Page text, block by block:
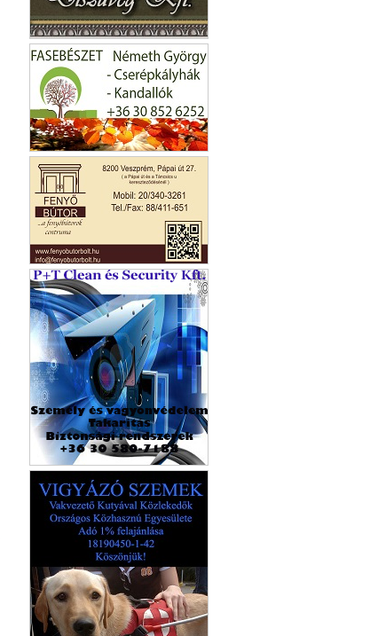
Szécsigáz Kft.
Fatelep Érd
BIO-INFO KFT.
Lefest Kft.